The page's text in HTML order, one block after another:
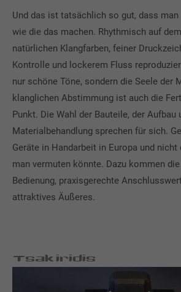
Und das ist tatsächlich so gut, dass
wie die das machen. Rhythmisch auf
natürlichen Klangfarben, feiner
Kontrolle und lockerem Fluss
nur schöne Töne, sondern die Seele der
klanglichen Abstimmung ist auch die
Punkt. Die Wahl der Bauteile, der Aufbau
Materialbehandlung sprechen für sich.
Geräte in Handarbeit in Europa und
man vermuten könnte. Dazu kommen
Bedienung, praxisgerechte
attraktives Äußeres.
Tsakiridis